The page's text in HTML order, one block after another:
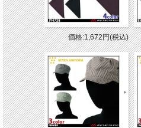
価格:1,672円(税込)